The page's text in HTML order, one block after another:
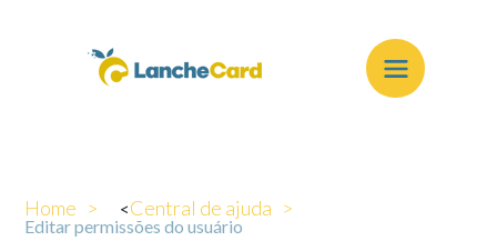
Home > <Central de ajuda >
Editar permissões do usuário